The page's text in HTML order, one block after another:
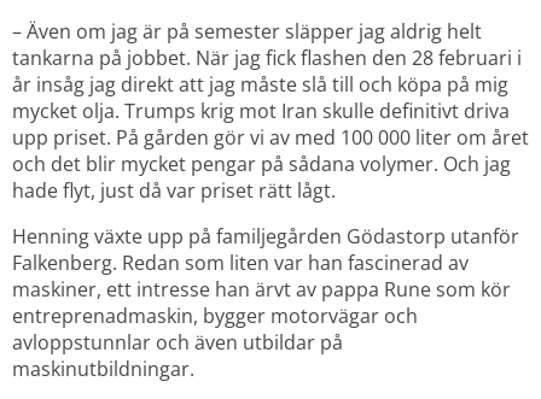
– Även om jag är på semester släpper jag aldrig helt
tankarna på jobbet. När jag fick flashen den 28 februari i
år insåg jag direkt att jag måste slå till och köpa på mig
mycket olja. Trumps krig mot Iran skulle definitivt driva
upp priset. På gården gör vi av med 100 000 liter om året
och det blir mycket pengar på sådana volymer. Och jag
hade flyt, just då var priset rätt lågt.
Henning växte upp på familjegården Gödastorp utanför
Falkenberg. Redan som liten var han fascinerad av
maskiner, ett intresse han ärvt av pappa Rune som kör
entreprenadmaskin, bygger motorvägar och
avloppstunnlar och även utbildar på
maskinutbildningar.